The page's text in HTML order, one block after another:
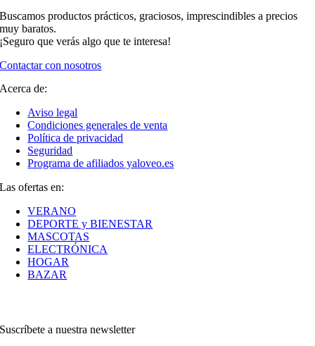
Buscamos productos prácticos, graciosos, imprescindibles a precios
muy baratos.
¡Seguro que verás algo que te interesa!
Contactar con nosotros
Acerca de:
Aviso legal
Condiciones generales de venta
Política de privacidad
Seguridad
Programa de afiliados yaloveo.es
Las ofertas en:
VERANO
DEPORTE y BIENESTAR
MASCOTAS
ELECTRÓNICA
HOGAR
BAZAR
Suscríbete a nuestra newsletter